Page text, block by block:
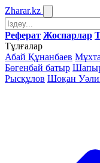
Zharar.kz
Реферат Жоспарлар
Тұлғалар
Абай Құнанбаев
Бөгенбай батыр
Рысқұлов Шоқан